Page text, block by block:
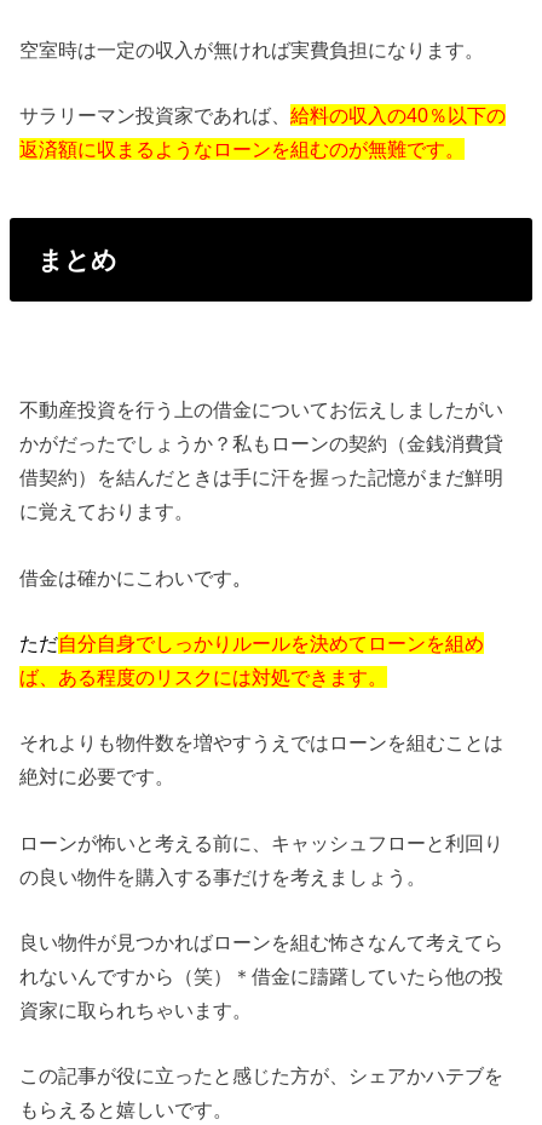
空室時は一定の収入が無ければ実費負担になります。
サラリーマン投資家であれば、給料の収入の40％以下の
返済額に収まるようなローンを組むのが無難です。
まとめ
不動産投資を行う上の借金についてお伝えしましたがい
かがだったでしょうか？私もローンの契約（金銭消費貸
借契約）を結んだときは手に汗を握った記憶がまだ鮮明
に覚えております。
借金は確かにこわいです。
ただ自分自身でしっかりルールを決めてローンを組め
ば、ある程度のリスクには対処できます。
それよりも物件数を増やすうえではローンを組むことは
絶対に必要です。
ローンが怖いと考える前に、キャッシュフローと利回り
の良い物件を購入する事だけを考えましょう。
良い物件が見つかればローンを組む怖さなんて考えてら
れないんですから（笑）＊借金に躊躇していたら他の投
資家に取られちゃいます。
この記事が役に立ったと感じた方が、シェアかハテブを
もらえると嬉しいです。